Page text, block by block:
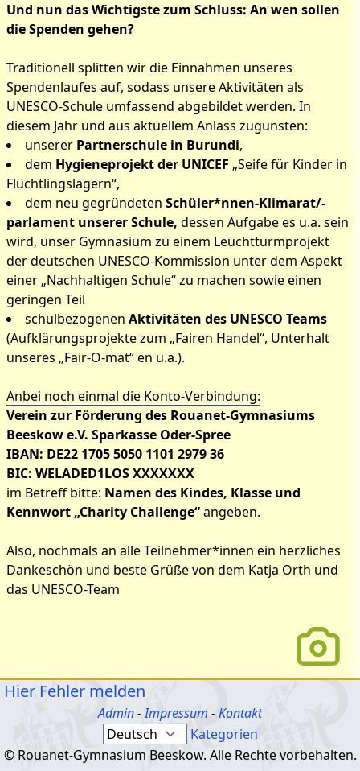
Und nun das Wichtigste zum Schluss: An wen sollen
die Spenden gehen?
Traditionell splitten wir die Einnahmen unseres
Spendenlaufes auf, sodass unsere Aktivitäten als
UNESCO-Schule umfassend abgebildet werden. In
diesem Jahr und aus aktuellem Anlass zugunsten:
unserer Partnerschule in Burundi,
dem Hygieneprojekt der UNICEF „Seife für Kinder in
Flüchtlingslagern“,
dem neu gegründeten Schüler*nnen-Klimarat/-
parlament unserer Schule, dessen Aufgabe es u.a. sein
wird, unser Gymnasium zu einem Leuchtturmprojekt
der deutschen UNESCO-Kommission unter dem Aspekt
einer „Nachhaltigen Schule“ zu machen sowie einen
geringen Teil
schulbezogenen Aktivitäten des UNESCO Teams
(Aufklärungsprojekte zum „Fairen Handel“, Unterhalt
unseres „Fair-O-mat“ en u.ä.).
Anbei noch einmal die Konto-Verbindung:
Verein zur Förderung des Rouanet-Gymnasiums
Beeskow e.V. Sparkasse Oder-Spree
IBAN: DE22 1705 5050 1101 2979 36
BIC: WELADED1LOS XXXXXXX
im Betreff bitte: Namen des Kindes, Klasse und
Kennwort „Charity Challenge“angeben.
Also, nochmals an alle Teilnehmer*innen ein herzliches
Dankeschön und beste Grüße von dem Katja Orth und
das UNESCO-Team
Hier Fehler melden
Admin-Impressum -Kontakt
Kategorien
© Rouanet-Gymnasium Beeskow. Alle Rechte vorbehalten.